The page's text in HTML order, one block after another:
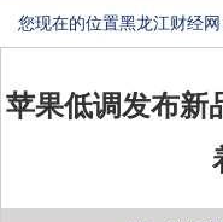
您现在的位置黑龙江财经网
苹果低调发布新